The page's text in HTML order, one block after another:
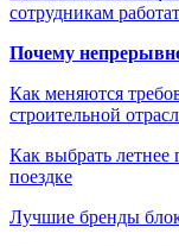
сотрудникам
Почему
Как меняются
строительной
Как выбрать
поездке
Лучшие бренды